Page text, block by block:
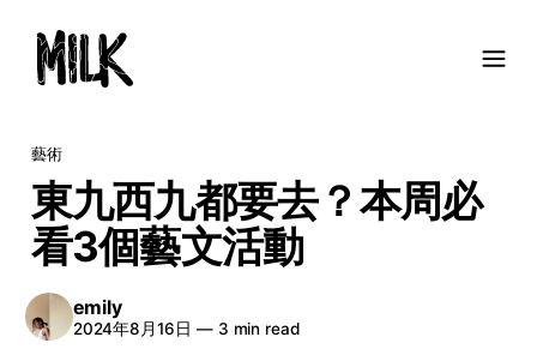
藝術
東九西九都要去？本周必
看3個藝文活動
emily
2024年8月16日 —3 min read